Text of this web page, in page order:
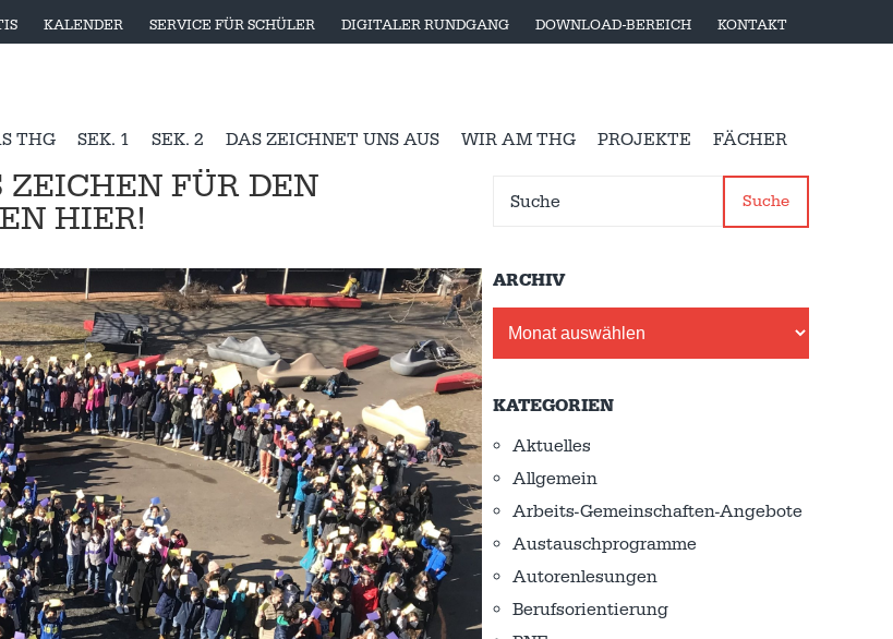
KALENDER SERVICE FÜR SCHÜLER DIGITALER RUNDGANG DOWNLOAD-BEREICH KONTAKT
THG SEK. 1 SEK. 2 DAS ZEICHNET UNS AUS WIR AM THG PROJEKTE FÄCHER
FÜR DEN
HIER! Suche
ARCHIV
KATEGORIEN
Aktuelles
Allgemein
Arbeits-Gemeinschaften-Angebote
Austausch­programme
Autorenlesungen
Berufsorientierung